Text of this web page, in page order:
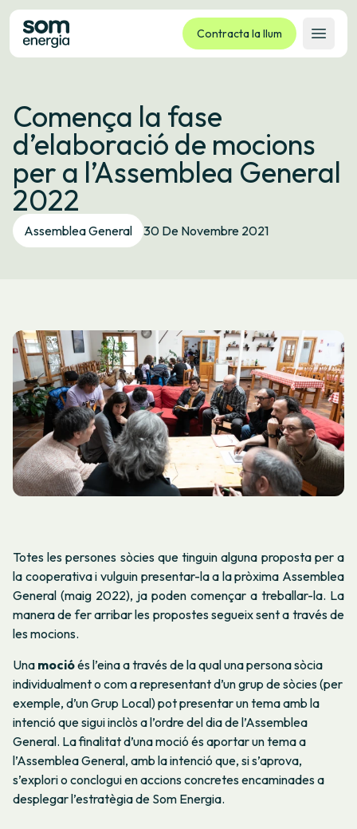
Contracta la llum
Obrir
Tarifes
Serveis
Empreses
La cooperativa
Contacte
Tràmits
Comença la fase
d’elaboració de mocions
per a l’Assemblea General
2022
Assemblea General 30 De Novembre 2021
Totes les persones sòcies que tinguin alguna proposta per a
la cooperativa i vulguin presentar-la a la pròxima Assemblea
General (maig 2022), ja poden començar a treballar-la. La
manera de fer arribar les propostes segueix sent a través de
les mocions.
Una mocióés l’eina a través de la qual una persona sòcia
individualment o com a representant d’un grup de sòcies (per
exemple, d’un Grup Local) pot presentar un tema amb la
intenció que sigui inclòs a l’ordre del dia de l’Assemblea
General. La finalitat d’una moció és aportar un tema a
l’Assemblea General, amb la intenció que, si s’aprova,
s’explori o conclogui en accions concretes encaminades a
desplegar l’estratègia de Som Energia.